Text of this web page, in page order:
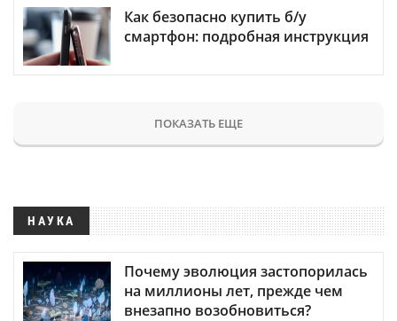
Как безопасно купить б/у
смартфон: подробная инструкция
ПОКАЗАТЬ ЕЩЕ
НАУКА
Почему эволюция застопорилась
на миллионы лет, прежде чем
внезапно возобновиться?